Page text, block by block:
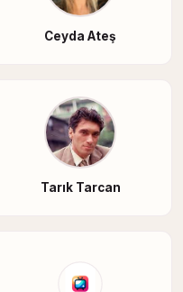
Ceyda Ateş
Tarık Tarcan